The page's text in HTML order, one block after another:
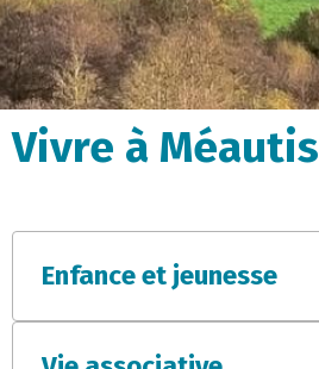
Vivre à Méautis
Enfance et jeunesse